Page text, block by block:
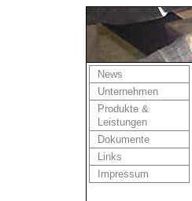
News
Unternehmen
Produkte &
Leistungen
Dokumente
Links
Impressum